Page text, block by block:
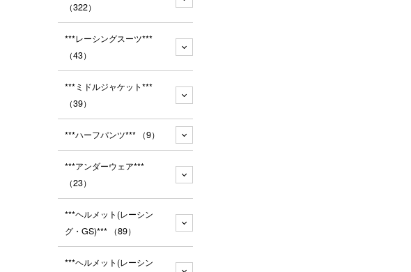
（322）
***レーシングスーツ***
（43）
***ミドルジャケット***
（39）
***ハーフパンツ*** （9）
***アンダーウェア***
（23）
***ヘルメット(レーシン
グ・GS)*** （89）
***ヘルメット(レーシン